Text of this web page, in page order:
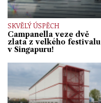
SKVĚLÝ ÚSPĚCH
Campanella veze dvě
zlata z velkého festivalu
v Singapuru!